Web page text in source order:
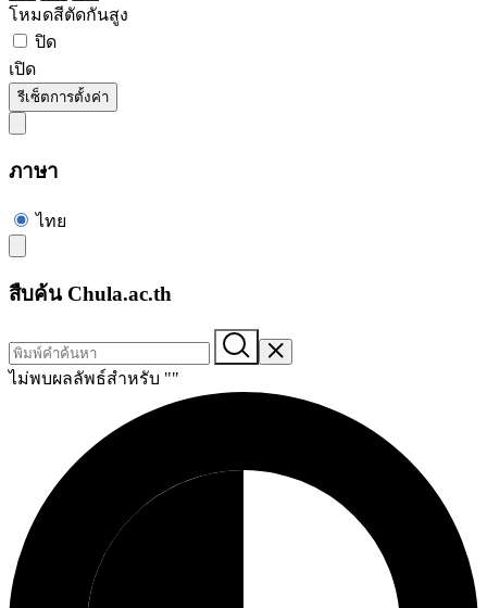
โหมดสีตัดกันสูง
ปิด
เปิด
รีเซ็ตการตั้งค่า
ภาษา
ไทย
สืบค้น Chula.ac.th
ไม่พบผลลัพธ์สำหรับ ""